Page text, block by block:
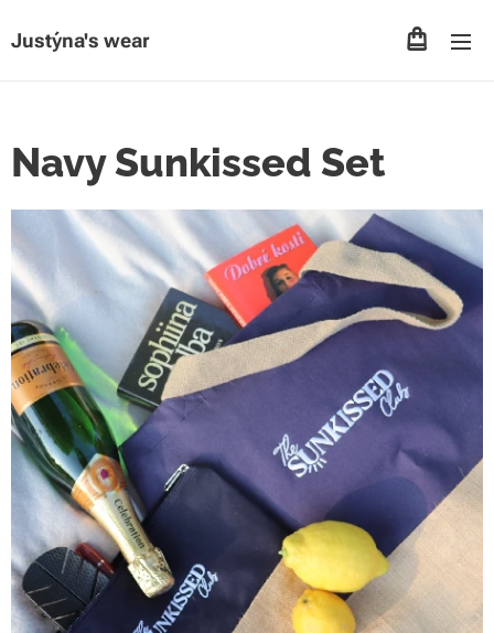
Justýna's wear
Navy Sunkissed Set